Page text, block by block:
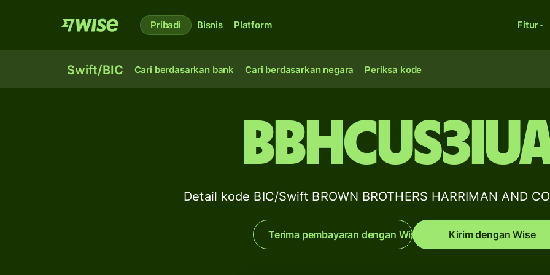
Pribadi Bisnis Platform Fitur
Swift/BIC Cari berdasarkan bank Cari berdasarkan negara Periksa kode
Detail kode BIC/Swift BROWN BROTHERS HARRIMAN AND
Terima pembayaran dengan Wise Kirim dengan Wise